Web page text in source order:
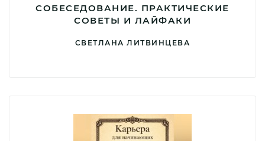
СОБЕСЕДОВАНИЕ. ПРАКТИЧЕСКИЕ
СОВЕТЫ И ЛАЙФАКИ
СВЕТЛАНА ЛИТВИНЦЕВА